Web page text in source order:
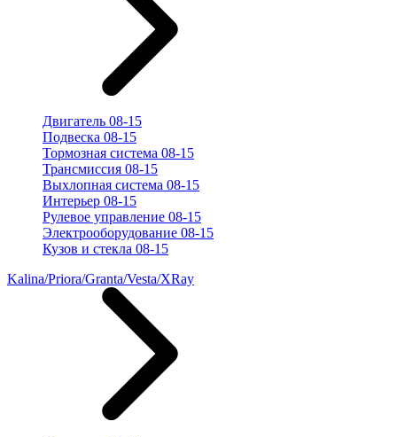
Двигатель 08-15
Подвеска 08-15
Тормозная система 08-15
Трансмиссия 08-15
Выхлопная система 08-15
Интерьер 08-15
Рулевое управление 08-15
Электрооборудование 08-15
Кузов и стекла 08-15
Kalina/Priora/Granta/Vesta/XRay